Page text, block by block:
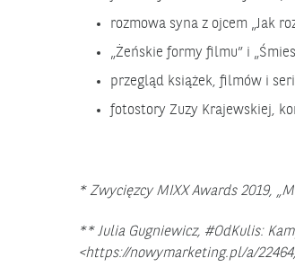
rozmowa syna z ojcem „Jak
„Żeńskie formy filmu” i
przegląd książek, filmów i
fotostory Zuzy Krajewskiej,
* Zwycięzcy MIXX Awards 2019,
** Julia Gugniewicz, #OdKulis:
<https://nowymarketing.pl/a/